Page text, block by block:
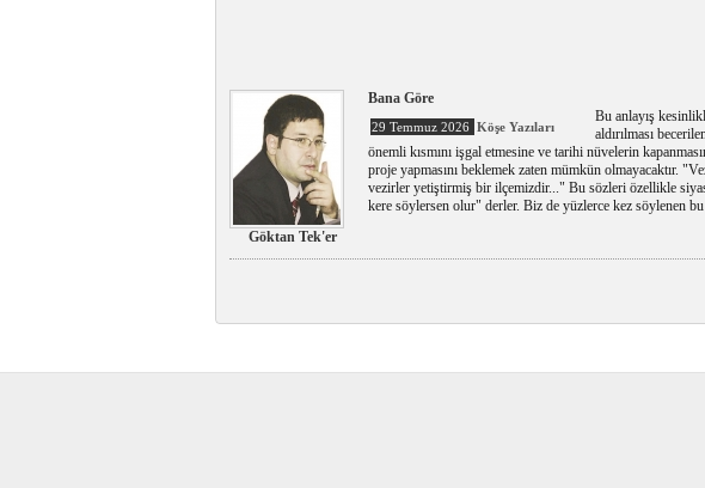
Göktan Tek'er
Bana Göre
29 Temmuz 2026 Köşe Yazıları
Bu anlayış
aldırılması
önemli kısmını işgal etmesine ve tarihi nüvelerin
proje yapmasını beklemek zaten mümkün olmayacaktır.
vezirler yetiştirmiş bir ilçemizdir..." Bu sözleri özellikle
kere söylersen olur" derler. Biz de yüzlerce kez söylenen